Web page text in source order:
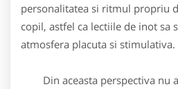
personalitatea si ritmul propriu
copil, astfel ca lectiile de inot sa
atmosfera placuta si stimulativa.
Din aceasta perspectiva nu